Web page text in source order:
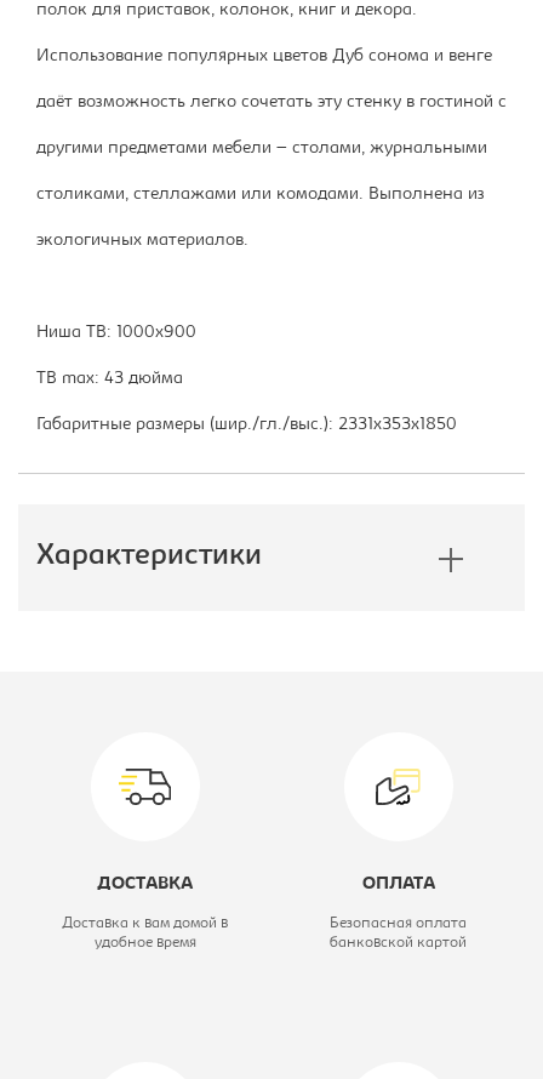
полок для приставок, колонок, книг и декора.
Использование популярных цветов Дуб сонома и венге
даёт возможность легко сочетать эту стенку в гостиной с
другими предметами мебели – столами, журнальными
столиками, стеллажами или комодами. Выполнена из
экологичных материалов.
Ниша ТВ: 1000х900
ТВ max: 43 дюйма
Габаритные размеры (шир./гл./выс.): 2331х353х1850
Характеристики
Коллекция: Торонто
Цветовое решение:
ДОСТАВКА
Доставка к вам домой в
удобное время
ОПЛАТА
Безопасная оплата
банковской картой